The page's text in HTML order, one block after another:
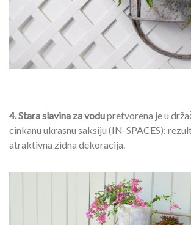
4. Stara slavina za vodupretvorena je u
cinkanu ukrasnu saksiju (IN-SPACES):
atraktivna zidna dekoracija.